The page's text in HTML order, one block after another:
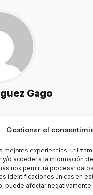
Gestionar el
mejores experiencias,
y/o acceder a la información
nos permitirá procesar
identificaciones únicas en
puede afectar negativamente
Gago
estar al día de